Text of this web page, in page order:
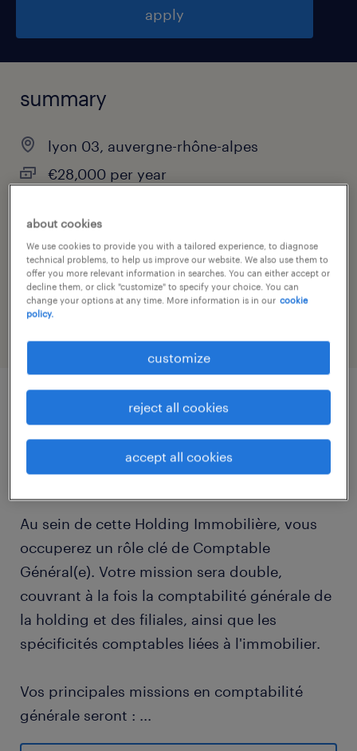
apply
summary
lyon 03, auvergne-rhône-alpes
€28,000 per year
job category
property
job details
descriptif du poste
Au sein de cette Holding Immobilière, vous
occuperez un rôle clé de Comptable
Général(e). Votre mission sera double,
couvrant à la fois la comptabilité générale de
la holding et des filiales, ainsi que les
spécificités comptables liées à l'immobilier.
Vos principales missions en comptabilité
générale seront : ...
about cookies
We use cookies to provide you with a tailored experience, to diagnose
technical problems, to help us improve our website. We also use them to
offer you more relevant information in searches. You can either accept or
decline them, or click "customize" to specify your choice. You can
change your options at any time. More information is in our cookie
policy.
customize
reject all cookies
accept all cookies